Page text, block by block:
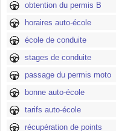
obtention du permis B
horaires auto-école
école de conduite
stages de conduite
passage du permis moto
bonne auto-école
tarifs auto-école
récupération de points